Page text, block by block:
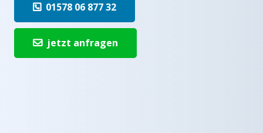
01578 06 877 32
jetzt anfragen